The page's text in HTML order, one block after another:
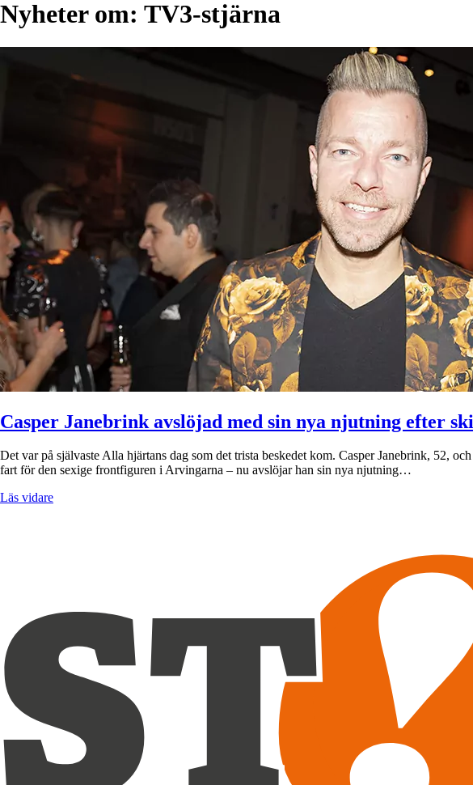
Nyheter om: TV3-stjärna
Casper Janebrink avslöjad med sin nya njutning efter
Det var på självaste Alla hjärtans dag som det trista beskedet kom. Casper Janebrink, 52,
fart för den sexige frontfiguren i Arvingarna – nu avslöjar han sin nya njutning…
Läs vidare